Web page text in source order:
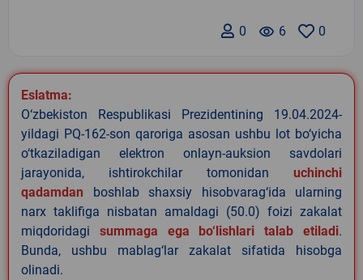
0
remove_red_eye 6
0
Eslatma:
O‘zbekiston Respublikasi Prezidentining 19.04.2024-
yildagi PQ-162-son qaroriga asosan ushbu lot bo‘yicha
o‘tkaziladigan elektron onlayn-auksion savdolari
jarayonida, ishtirokchilar tomonidan uchinchi
qadamdan boshlab shaxsiy hisobvarag‘ida ularning
narx taklifiga nisbatan amaldagi (50.0) foizi zakalat
miqdoridagi summaga ega bo‘lishlari talab etiladi.
Bunda, ushbu mablag‘lar zakalat sifatida hisobga
olinadi.